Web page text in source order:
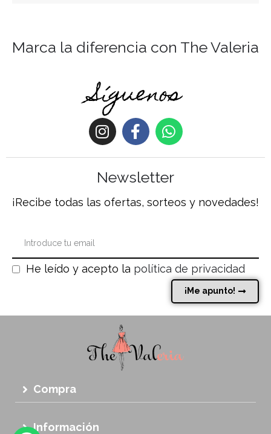
Marca la diferencia con The Valeria
Síguenos
Newsletter
¡Recibe todas las ofertas, sorteos y novedades!
He leído y acepto la política de privacidad
¡Me apunto!
Compra
Información